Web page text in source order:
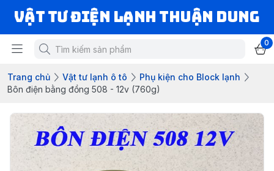
VẬT TƯ ĐIỆN LẠNH THUẬN DUNG
0
Trang chủ Vật tư lạnh ô tô
Phụ kiện cho Block lạnh
Bôn điện bằng đồng 508 - 12v (760g)